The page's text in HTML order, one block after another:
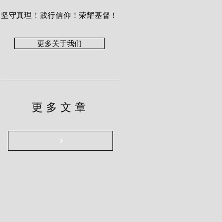
坚守真理！践行信仰！荣耀基督！
更多关于我们
更多文章